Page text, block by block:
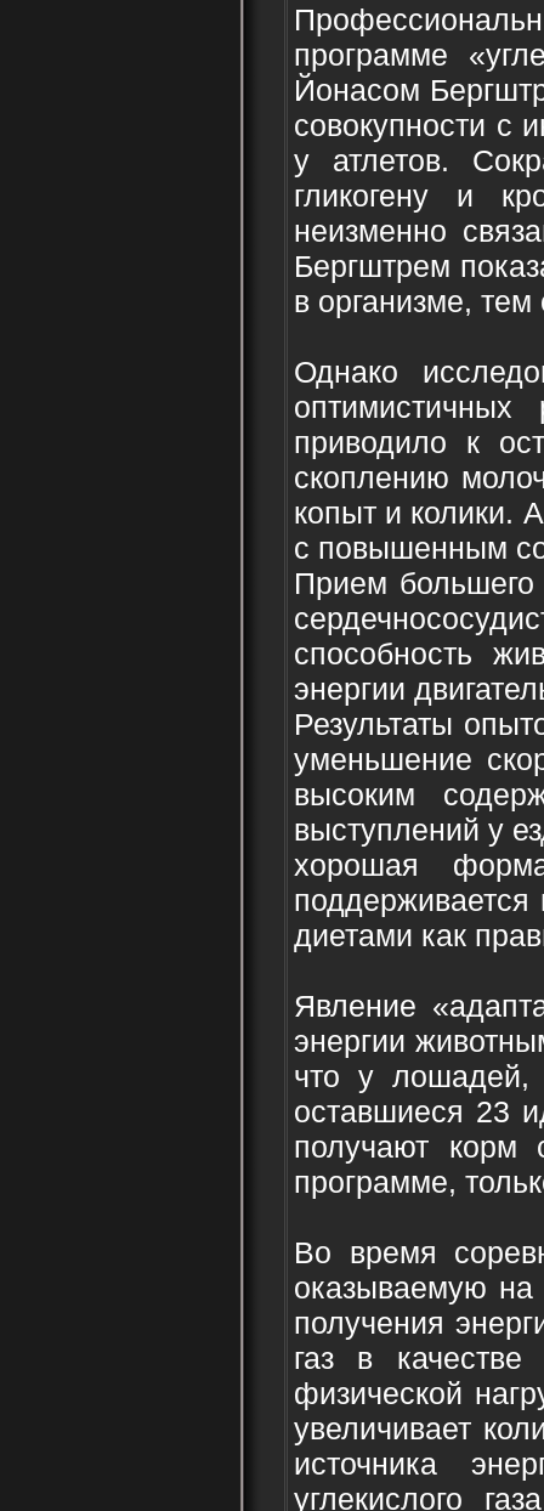
программе
Йонасом
совокупности с
у атлетов.
гликогену и
неизменно
Бергштрем
в организме,
Однако
оптимистичных
приводило к
скоплению
копыт и колики.
с повышенным
Прием большего
способность
энергии
Результаты
уменьшение
высоким
выступлений у
хорошая
диетами как
Явление
энергии
что у лошадей,
оставшиеся 23
получают
программе,
Во время
оказываемую
получения
газ в
физической
увеличивает
источника
углекислого